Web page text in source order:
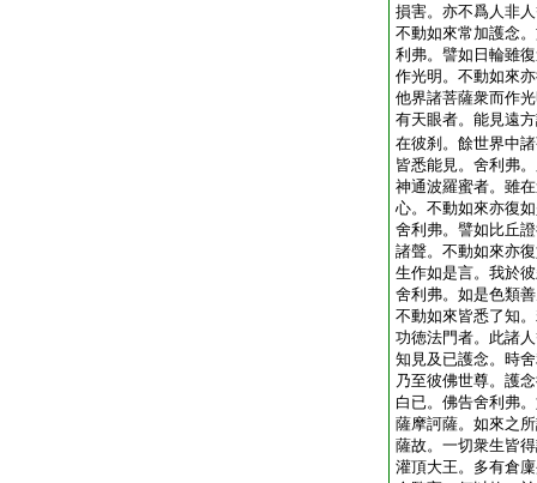
損害。亦不爲人非
不動如來常加護念
利弗。譬如日輪雖
作光明。不動如來
他界諸菩薩衆而作
有天眼者。能見遠
在彼刹。餘世界中
皆悉能見。舍利弗
神通波羅蜜者。雖
心。不動如來亦復
舍利弗。譬如比丘
諸聲。不動如來亦
生作如是言。我於
舍利弗。如是色類
不動如來皆悉了知
功徳法門者。此諸
知見及已護念。時
乃至彼佛世尊。護
白已。佛告舍利弗
薩摩訶薩。如來之
薩故。一切衆生皆
灌頂大王。多有倉